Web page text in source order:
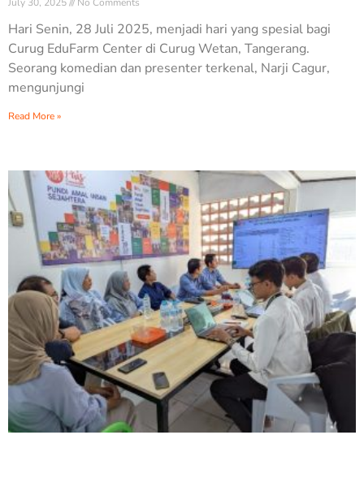
July 30, 2025 No Comments
Hari Senin, 28 Juli 2025, menjadi hari yang spesial bagi
Curug EduFarm Center di Curug Wetan, Tangerang.
Seorang komedian dan presenter terkenal, Narji Cagur,
mengunjungi
Read More »